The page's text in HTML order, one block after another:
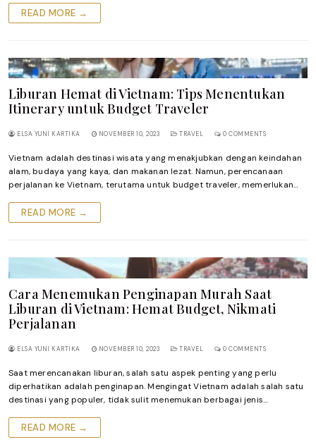
READ MORE →
Liburan Hemat di Vietnam: Tips Menentukan
Itinerary untuk Budget Traveler
ELSA YUNI KARTIKA NOVEMBER 10, 2023 TRAVEL 0 COMMENTS
Vietnam adalah destinasi wisata yang menakjubkan dengan keindahan
alam, budaya yang kaya, dan makanan lezat. Namun, perencanaan
perjalanan ke Vietnam, terutama untuk budget traveler, memerlukan…
READ MORE →
Cara Menemukan Penginapan Murah Saat
Liburan di Vietnam: Hemat Budget, Nikmati
Perjalanan
ELSA YUNI KARTIKA NOVEMBER 10, 2023 TRAVEL 0 COMMENTS
Saat merencanakan liburan, salah satu aspek penting yang perlu
diperhatikan adalah penginapan. Mengingat Vietnam adalah salah satu
destinasi yang populer, tidak sulit menemukan berbagai jenis…
READ MORE →